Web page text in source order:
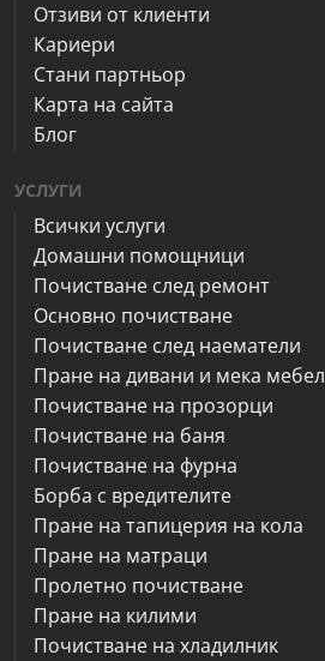
Отзиви от клиенти
Кариери
Стани партньор
Карта на сайта
Блог
УСЛУГИ
Всички услуги
Домашни помощници
Почистване след ремонт
Основно почистване
Почистване след наематели
Пране на дивани и мека мебел
Почистване на прозорци
Почистване на баня
Почистване на фурна
Борба с вредителите
Пране на тапицерия на кола
Пране на матраци
Пролетно почистване
Пране на килими
Почистване на хладилник